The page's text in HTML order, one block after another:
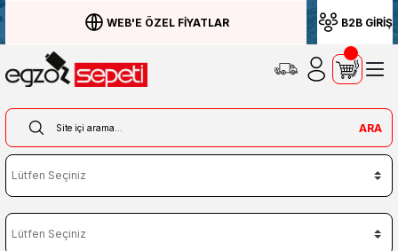
WEB'E ÖZEL FİYATLAR B2B GİRİŞ
ARA